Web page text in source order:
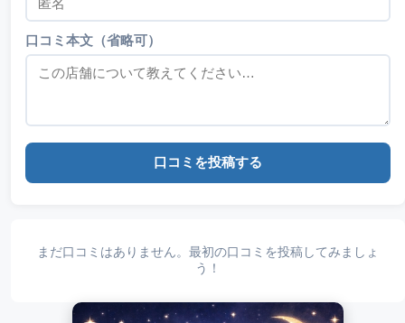
口コミ本文（省略可）
口コミを投稿する
まだ口コミはありません。最初の口コミを投稿してみましょ
う！